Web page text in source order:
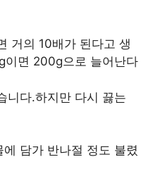
거의 10배가 된다고 생
이면 200g으로 늘어난다
니다.하지만 다시 끓는
담가 반나절 정도 불렸